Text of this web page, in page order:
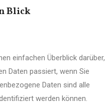
Blick
einfachen Überblick darüber,
Daten passiert, wenn Sie
Daten sind alle
werden können.